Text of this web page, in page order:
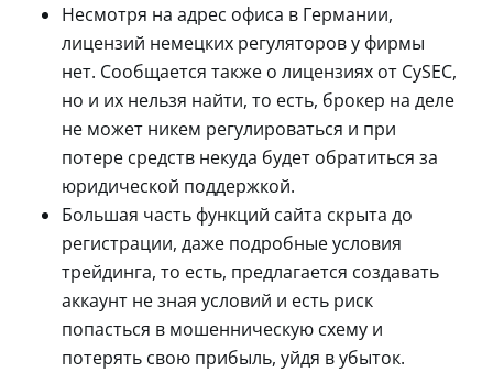
Несмотря на адрес офиса в Германии,
лицензий немецких регуляторов у фирмы
нет. Сообщается также о лицензиях от CySEC,
но и их нельзя найти, то есть, брокер на деле
не может никем регулироваться и при
потере средств некуда будет обратиться за
юридической поддержкой.
Большая часть функций сайта скрыта до
регистрации, даже подробные условия
трейдинга, то есть, предлагается создавать
аккаунт не зная условий и есть риск
попасться в мошенническую схему и
потерять свою прибыль, уйдя в убыток.